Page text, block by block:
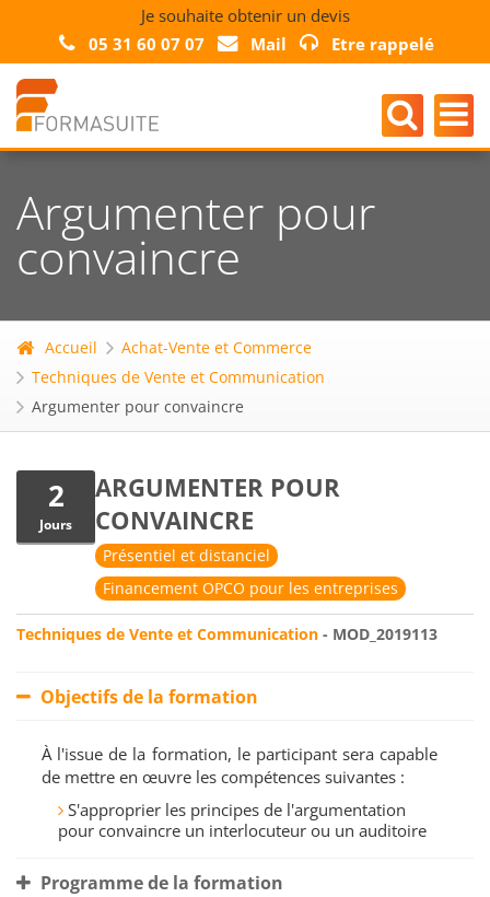
Je souhaite obtenir un devis
05 31 60 07 07
Mail Etre rappelé
Argumenter pour
convaincre
Accueil
Achat-Vente et Commerce
Techniques de Vente et Communication
Argumenter pour convaincre
2
Jours
ARGUMENTER POUR
CONVAINCRE
Présentiel et distanciel
Financement OPCO pour les entreprises
Techniques de Vente et Communication - MOD_2019113
Objectifs de la formation
À l'issue de la formation, le participant sera capable
de mettre en œuvre les compétences suivantes :
S'approprier les principes de l'argumentation
pour convaincre un interlocuteur ou un auditoire
Programme de la formation